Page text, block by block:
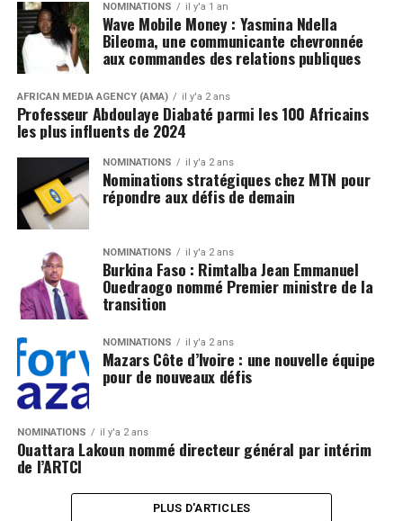
NOMINATIONS il y'a 1 an
Wave Mobile Money : Yasmina Ndella
Bileoma, une communicante chevronnée
aux commandes des relations publiques
AFRICAN MEDIA AGENCY (AMA) il y'a 2 ans
Professeur Abdoulaye Diabaté parmi les 100 Africains
les plus influents de 2024
NOMINATIONS il y'a 2 ans
Nominations stratégiques chez MTN pour
répondre aux défis de demain
NOMINATIONS il y'a 2 ans
Burkina Faso : Rimtalba Jean Emmanuel
Ouedraogo nommé Premier ministre de la
transition
NOMINATIONS il y'a 2 ans
Mazars Côte d’Ivoire : une nouvelle équipe
pour de nouveaux défis
NOMINATIONS il y'a 2 ans
Ouattara Lakoun nommé directeur général par intérim
de l’ARTCI
PLUS D'ARTICLES